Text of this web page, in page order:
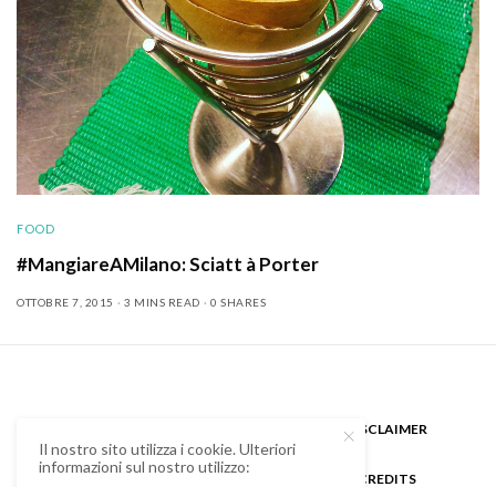
FOOD
#MangiareAMilano: Sciatt à Porter
OTTOBRE 7, 2015 3 MINS READ 0 SHARES
DISCLAIMER
CREDITS
Il nostro sito utilizza i cookie. Ulteriori
informazioni sul nostro utilizzo: